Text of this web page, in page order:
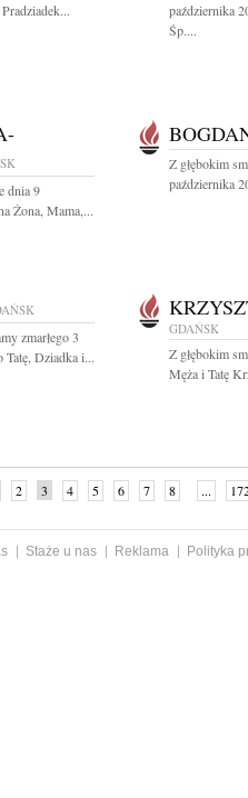
października
Śp....
dnia 9
Żona, Mama,...
Z głębokim
października
zmarłego 3
Tatę, Dziadka i...
GDAŃSK
Z głębokim
Męża i Tatę
2 3 4 5 6 7 8 ...
Staże u nas Reklama
Polityka